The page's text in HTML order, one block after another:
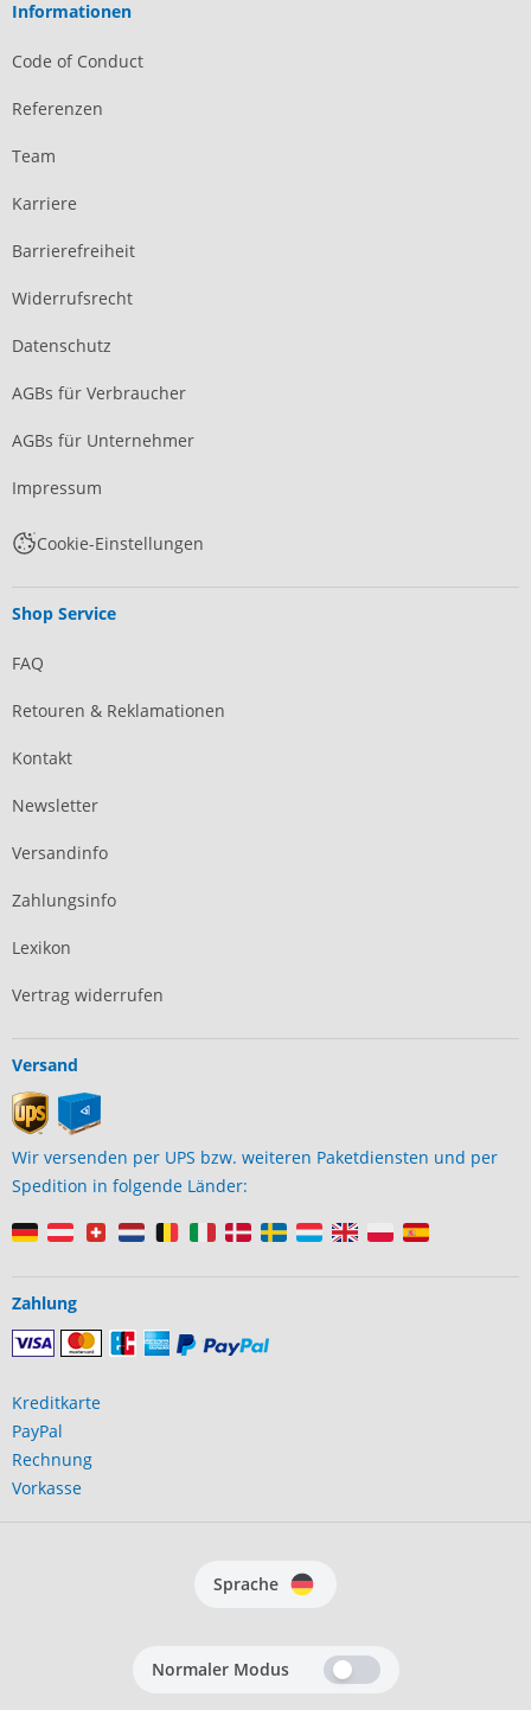
Informationen
Code of Conduct
Referenzen
Team
Karriere
Barrierefreiheit
Widerrufsrecht
Datenschutz
AGBs für Verbraucher
AGBs für Unternehmer
Impressum
Cookie-Einstellungen
Shop Service
FAQ
Retouren & Reklamationen
Kontakt
Newsletter
Versandinfo
Zahlungsinfo
Lexikon
Vertrag widerrufen
Versand
Wir versenden per UPS bzw. weiteren Paketdiensten und per
Spedition in folgende Länder:
Zahlung
Kreditkarte
PayPal
Rechnung
Vorkasse
Sprache
Normaler Modus